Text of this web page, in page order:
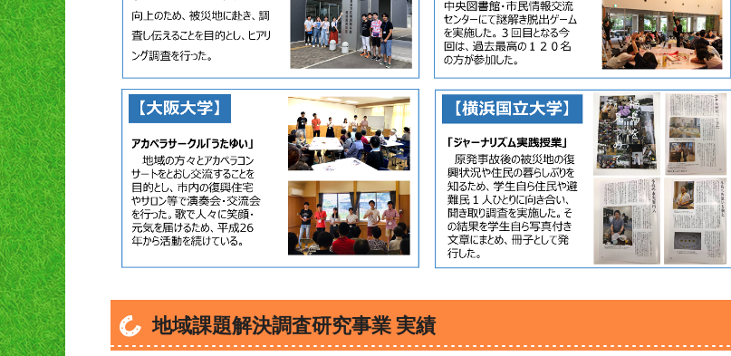
地域課題解決調査研究事業 実績